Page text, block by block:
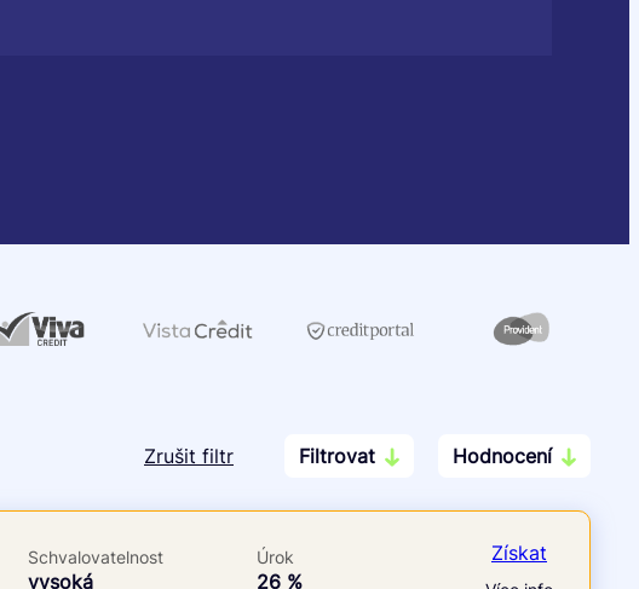
Zrušit filtr Filtrovat
Hodnocení
Schvalovatelnost
vysoká
Úrok
26 %
Získat